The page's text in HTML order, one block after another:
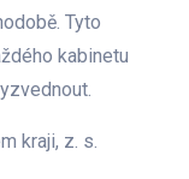
Tyto
kabinetu
kraji, z. s.